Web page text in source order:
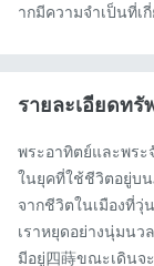
ากมีความจำเป็นที่เ
รายละเอียดทรั
พระอาทิตย์และพระ
ในยุคที่ใช้ชีวิตอยู่บ
จากชีวิตในเมืองที่วุ่
เราหยุดอย่างนุ่มน
มีอยู่四蒔ขณะเดินจ